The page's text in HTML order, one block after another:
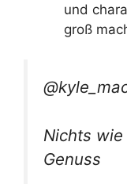
und
groß
Nichts
Genuss